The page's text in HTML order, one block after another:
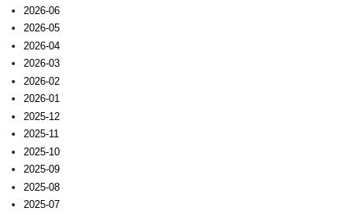
2026-06
2026-05
2026-04
2026-03
2026-02
2026-01
2025-12
2025-11
2025-10
2025-09
2025-08
2025-07